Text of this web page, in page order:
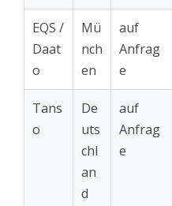
EQS /
Daat
o
Mü
nch
en
auf
Anfrag
e
Tans
o
De
uts
chl
an
d
auf
Anfrag
e